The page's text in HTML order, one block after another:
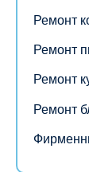
Ремонт
Ремонт
Ремонт
Ремонт